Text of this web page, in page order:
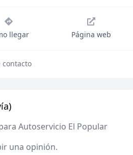
llegar Página web
contacto
Autoservicio El Popular
una opinión.